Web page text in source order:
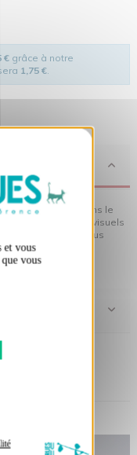
et vous
vous
€ grâce à notre
1,75 €
fabriqués dans le
sans oublier des visuels
vêtements que vous
ont également